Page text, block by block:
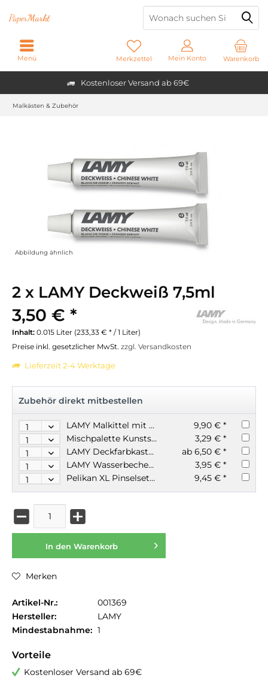
Kostenloser Versand ab 69€
PaperMarkt
Warenkorb
Merkzettel Mein Konto
Menü
Malkästen & Zubehör
Abbildung ähnlich
2 x LAMY Deckweiß 7,5ml
3,50 € *
Inhalt: 0.015 Liter (233,33 € * / 1 Liter)
Preise inkl. gesetzlicher MwSt. zzgl. Versandkosten
Lieferzeit 2-4 Werktage
Zubehör direkt mitbestellen
LAMY Malkittel mit Klettverschluss vorne blau
9,90 € *
Mischpalette Kunststoff weiß
3,29 € *
LAMY Deckfarbkasten 12er aquaplus blau
ab 6,50 € *
LAMY Wasserbecher blau mit Pinselablage faltbar
3,95 € *
Pelikan XL Pinselset 5 Borsten und 5 Haarpinsel
9,45 € *
In den Warenkorb
Merken
Artikel-Nr.:
001369
Hersteller:
LAMY
Mindestabnahme: 1
Vorteile
Kostenloser Versand ab 69€